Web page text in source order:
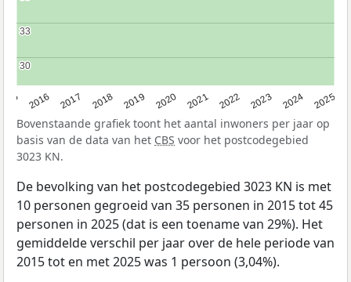
2016 2017 2018 2019 2020 2021 2022 2023 2024 2025
30
30
33
33
Bovenstaande grafiek toont het aantal inwoners per jaar op
basis van de data van het CBS voor het postcodegebied
3023 KN.
De bevolking van het postcodegebied 3023 KN is met
10 personen gegroeid van 35 personen in 2015 tot 45
personen in 2025 (dat is een toename van 29%). Het
gemiddelde verschil per jaar over de hele periode van
2015 tot en met 2025 was 1 persoon (3,04%).